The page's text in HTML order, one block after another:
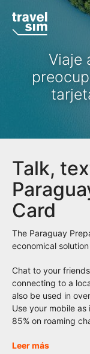
Viaje
Talk,
Card
The Paraguay
economical
Chat to your
connecting to a
also be used in over
Use your mobile
85% on roaming
Leer más